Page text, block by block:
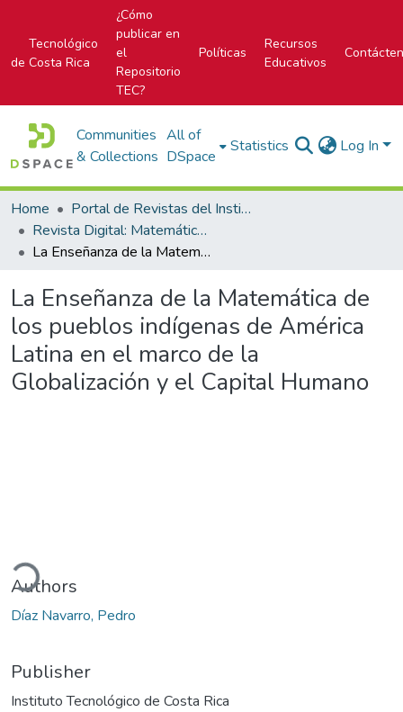
Tecnológico
de Costa Rica
¿Cómo
publicar en
el
Repositorio
TEC?
Políticas
Recursos
Educativos
Communities
& Collections
All of
DSpace
Statistics Log In
Home
Portal de Revistas del Instituto Tecnológico de Costa Rica
Revista Digital: Matemática, Educación e Internet
La Enseñanza de la Matemática de los pueblos indígenas de América Latina en el marco de la Globalización y el Capital Humano
La Enseñanza de la Matemática de
los pueblos indígenas de América
Latina en el marco de la
Globalización y el Capital Humano
Authors
Díaz Navarro, Pedro
Publisher
Instituto Tecnológico de Costa Rica